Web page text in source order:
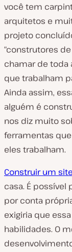
você tem
arquitetos e
projeto
“construtores
chamar de toda
que trabalham
Ainda assim,
alguém é
nos diz muito
ferramentas
eles trabalham.
Construir um site
casa. É
por conta
exigiria que
habilidades. O